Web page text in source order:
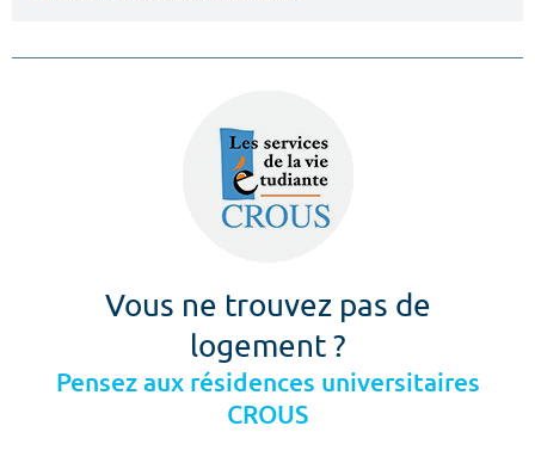
Vous ne trouvez pas de
logement ?
Pensez aux résidences universitaires
CROUS